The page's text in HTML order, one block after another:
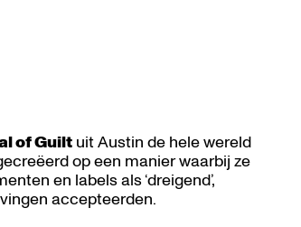
of Guilt uit Austin de hele wereld
op een manier waarbij ze
en labels als ‘dreigend’,
accepteerden.